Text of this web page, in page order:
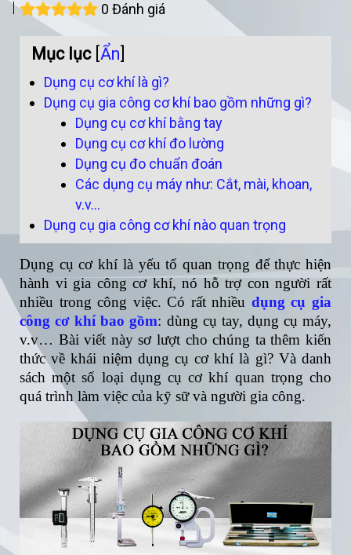
0 Đánh giá
Mục lục Ẩn
Dụng cụ cơ khí là gì?
Dụng cụ gia công cơ khí bao gồm những gì?
Dụng cụ cơ khí bằng tay
Dụng cụ cơ khí đo lường
Dụng cụ đo chuẩn đoán
Các dụng cụ máy như: Cắt, mài, khoan,
v.v…
Dụng cụ gia công cơ khí nào quan trọng
Dụng cụ cơ khí là yếu tố quan trọng để thực hiện
hành vi gia công cơ khí, nó hỗ trợ con người rất
nhiều trong công việc. Có rất nhiều dụng cụ gia
công cơ khí bao gồm: dùng cụ tay, dụng cụ máy,
v.v… Bài viết này sơ lượt cho chúng ta thêm kiến
thức về khái niệm dụng cụ cơ khí là gì? Và danh
sách một số loại dụng cụ cơ khí quan trọng cho
quá trình làm việc của kỹ sữ và người gia công.